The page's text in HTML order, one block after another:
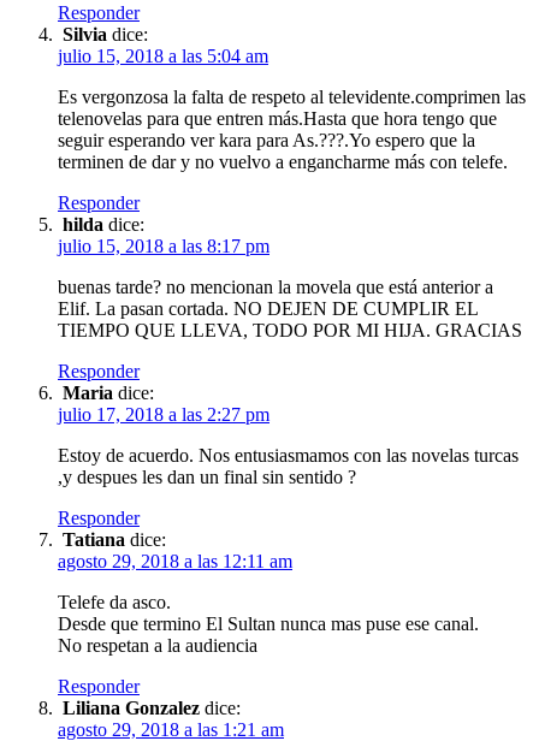
Responder
Silvia dice:
julio 15, 2018 a las 5:04 am
Es vergonzosa la falta de respeto al televidente.comprimen las
telenovelas para que entren más.Hasta que hora tengo que
seguir esperando ver kara para As.???.Yo espero que la
terminen de dar y no vuelvo a engancharme más con telefe.
Responder
hilda dice:
julio 15, 2018 a las 8:17 pm
buenas tarde? no mencionan la movela que está anterior a
Elif. La pasan cortada. NO DEJEN DE CUMPLIR EL
TIEMPO QUE LLEVA, TODO POR MI HIJA. GRACIAS
Responder
Maria dice:
julio 17, 2018 a las 2:27 pm
Estoy de acuerdo. Nos entusiasmamos con las novelas turcas
,y despues les dan un final sin sentido ?
Responder
Tatiana dice:
agosto 29, 2018 a las 12:11 am
Telefe da asco.
Desde que termino El Sultan nunca mas puse ese canal.
No respetan a la audiencia
Responder
Liliana Gonzalez dice:
agosto 29, 2018 a las 1:21 am